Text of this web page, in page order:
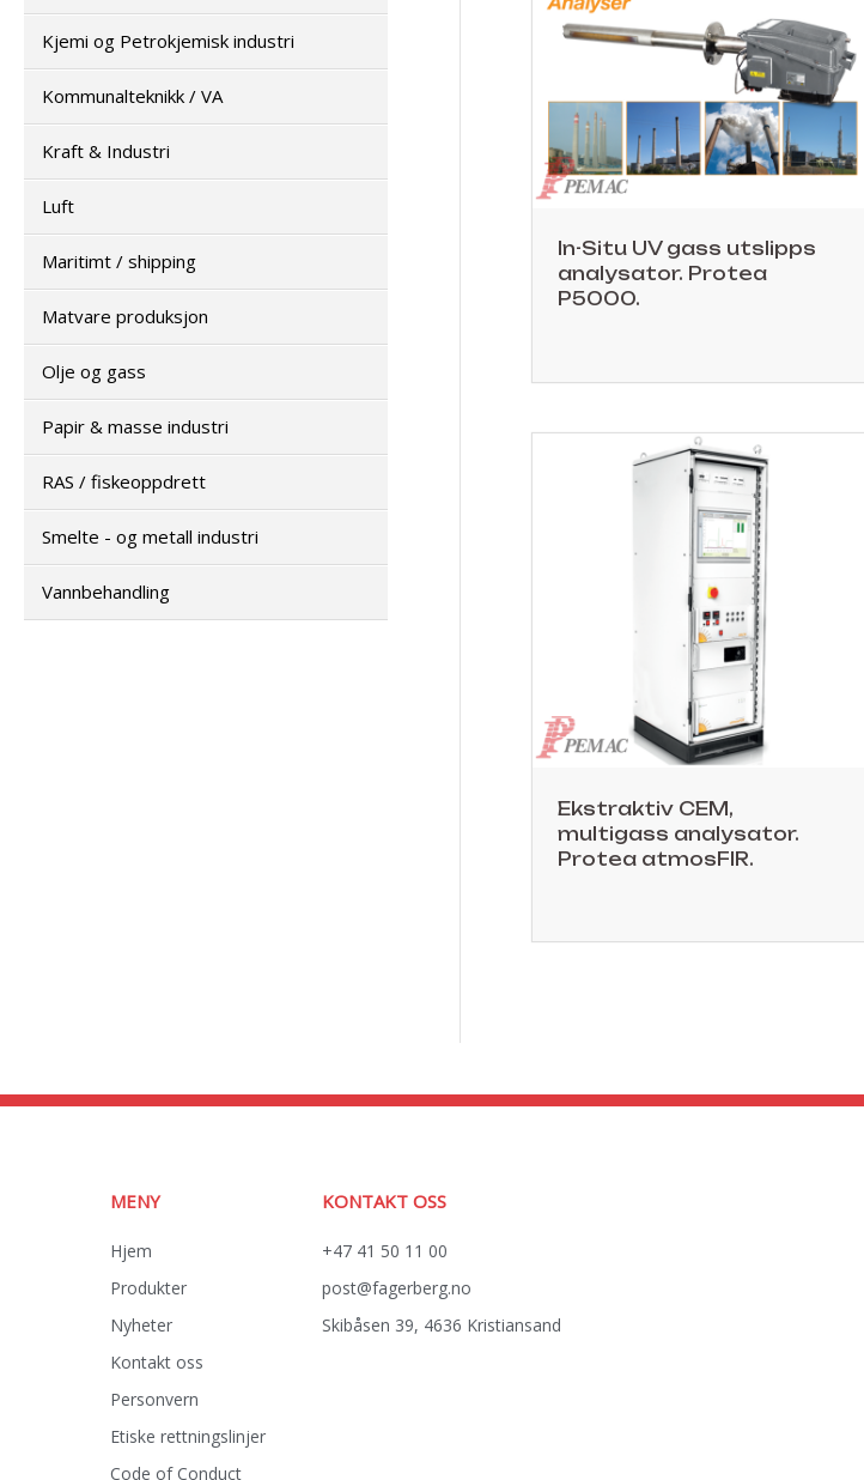
Kjemi og Petrokjemisk industri
Kommunalteknikk / VA
Kraft & Industri
Luft
Maritimt / shipping
Matvare produksjon
Olje og gass
Papir & masse industri
RAS / fiskeoppdrett
Smelte - og metall industri
Vannbehandling
In-Situ UV gass utslipps
analysator. Protea
P5000.
Ekstraktiv CEM,
multigass analysator.
Protea atmosFIR.
MENY
Hjem
Produkter
Nyheter
Kontakt oss
Personvern
Etiske rettningslinjer
Code of Conduct
KONTAKT OSS
+47 41 50 11 00
post@fagerberg.no
Skibåsen 39, 4636 Kristiansand